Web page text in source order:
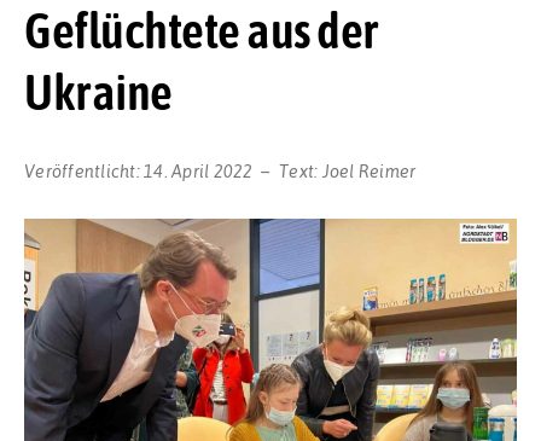
Geflüchtete aus der
Ukraine
Veröffentlicht: 14. April 2022 Text: Joel Reimer